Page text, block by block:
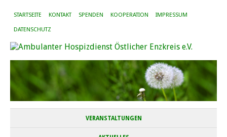
STARTSEITE KONTAKT SPENDEN KOOPERATION IMPRESSUM
DATENSCHUTZ
VERANSTALTUNGEN